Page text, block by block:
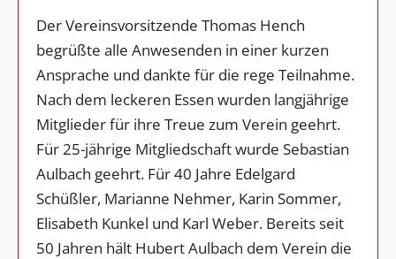
Der Vereinsvorsitzende Thomas Hench
begrüßte alle Anwesenden in einer kurzen
Ansprache und dankte für die rege Teilnahme.
Nach dem leckeren Essen wurden langjährige
Mitglieder für ihre Treue zum Verein geehrt.
Für 25-jährige Mitgliedschaft wurde Sebastian
Aulbach geehrt. Für 40 Jahre Edelgard
Schüßler, Marianne Nehmer, Karin Sommer,
Elisabeth Kunkel und Karl Weber. Bereits seit
50 Jahren hält Hubert Aulbach dem Verein die